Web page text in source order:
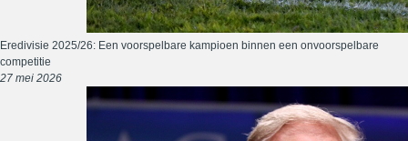
Eredivisie 2025/26: Een voorspelbare kampioen binnen een onvoorspelbare
competitie
27 mei 2026